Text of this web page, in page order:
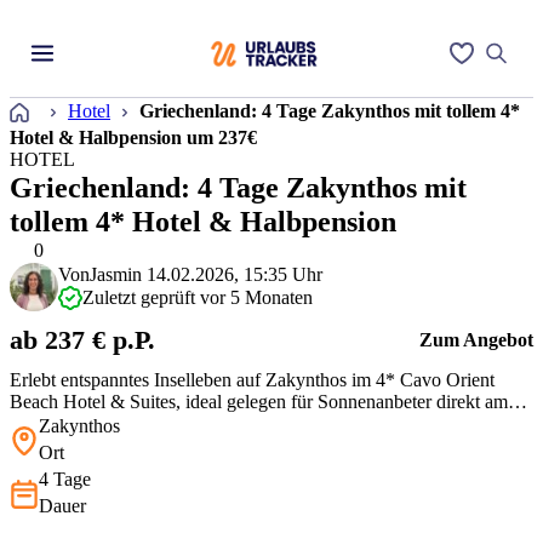
Startseite
Hotel
Griechenland: 4 Tage Zakynthos mit tollem 4*
Hotel & Halbpension um 237€
0
HOTEL
Griechenland: 4 Tage Zakynthos mit
tollem 4* Hotel & Halbpension
Erlebt entspanntes Inselleben auf Zakynthos im 4* Cavo Orient
Beach Hotel & Suites, ideal gelegen für Sonnenanbeter direkt am
Privatstrand von Tragaki. Genießt die herrliche Aussicht von der
Sonnenterrasse und lasst Euch von der Halbpension verwöhnen.
Abenteuer…
VonJasmin 14.02.2026, 15:35 Uhr
Zuletzt geprüft vor 5 Monaten
ab 237 € p.P. Zum Angebot
Zakynthos
Ort
4 Tage
Dauer